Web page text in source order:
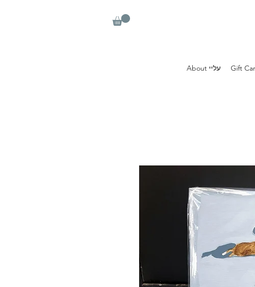
About עליי